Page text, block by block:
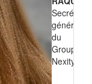
Secrétaire
générale
du
Groupe
Nexity